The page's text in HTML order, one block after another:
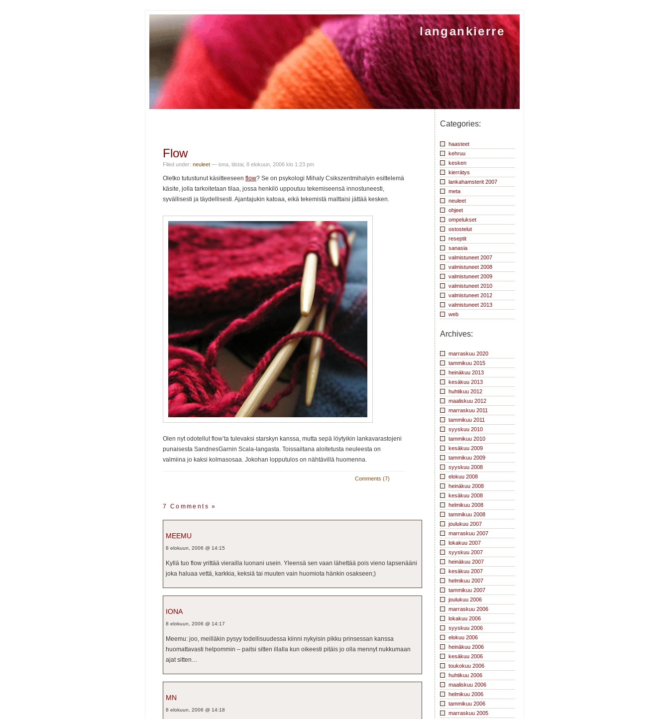
langankierre
Flow
Filed under: neuleet — iona, tiistai, 8 elokuun, 2006 klo 1:23 pm
Oletko tutustunut käsitteeseen flow? Se on psykologi Mihaly Csikszentmihalyin esittelemä
käsite, jolla tarkoitetaan tilaa, jossa henkilö uppoutuu tekemiseensä innostuneesti,
syvällisesti ja täydellisesti. Ajantajukin katoaa, eikä tekemistä malttaisi jättää kesken.
Olen nyt odotellut flow’ta tulevaksi starskyn kanssa, mutta sepä löytyikin lankavarastojeni
punaisesta SandnesGarnin Scala-langasta. Toissailtana aloitetusta neuleesta on
valmiina jo kaksi kolmasosaa. Jokohan lopputulos on nähtävillä huomenna.
Comments (7)
7 Comments»
MEEMU
8 elokuun, 2006 @ 14:15
Kyllä tuo flow yrittää vierailla luonani usein. Yleensä sen vaan lähettää pois vieno lapsenääni
joka haluaa vettä, karkkia, keksiä tai muuten vain huomiota hänkin osakseen;)
IONA
8 elokuun, 2006 @ 14:17
Meemu: joo, meilläkin pysyy todellisuudessa kiinni nykyisin pikku prinsessan kanssa
huomattavasti helpommin – paitsi sitten illalla kun oikeesti pitäis jo olla mennyt nukkumaan
ajat sitten…
MN
8 elokuun, 2006 @ 14:18
Categories:
haasteet
kehruu
kesken
kierrätys
lankahamsterit 2007
meta
neuleet
ohjeet
ompelukset
ostostelut
reseptit
sanasia
valmistuneet 2007
valmistuneet 2008
valmistuneet 2009
valmistuneet 2010
valmistuneet 2012
valmistuneet 2013
web
Archives:
marraskuu 2020
tammikuu 2015
heinäkuu 2013
kesäkuu 2013
huhtikuu 2012
maaliskuu 2012
marraskuu 2011
tammikuu 2011
syyskuu 2010
tammikuu 2010
kesäkuu 2009
tammikuu 2009
syyskuu 2008
elokuu 2008
heinäkuu 2008
kesäkuu 2008
helmikuu 2008
tammikuu 2008
joulukuu 2007
marraskuu 2007
lokakuu 2007
syyskuu 2007
heinäkuu 2007
kesäkuu 2007
helmikuu 2007
tammikuu 2007
joulukuu 2006
marraskuu 2006
lokakuu 2006
syyskuu 2006
elokuu 2006
heinäkuu 2006
kesäkuu 2006
toukokuu 2006
huhtikuu 2006
maaliskuu 2006
helmikuu 2006
tammikuu 2006
marraskuu 2005